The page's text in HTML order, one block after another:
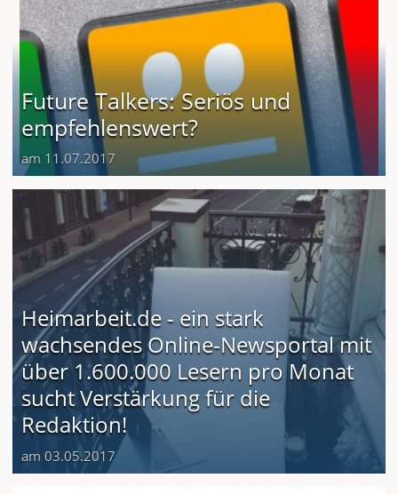
Future Talkers: Seriös und
empfehlenswert?
am 11.07.2017
Heimarbeit.de - ein stark
wachsendes Online-Newsportal mit
über 1.600.000 Lesern pro Monat
sucht Verstärkung für die
Redaktion!
am 03.05.2017